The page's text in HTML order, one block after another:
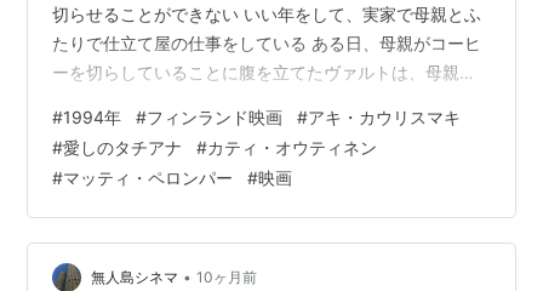
切らせることができない いい年をして、実家で母親とふ
たりで仕立て屋の仕事をしている ある日、母親がコーヒ
ーを切らしていることに腹を立てたヴァルトは、母親を
を飛び出す ちょうど車の修理を頼んでいた修理工のエレ
イノ（マッティ・ペロンパー）、修理がちゃんと出来た
か確認するためにと言って、ふたりで宛ての無い試運転
に出掛ける その日の夜、立ち寄ったバーで、エストニア
人のタチアナ（カティ・オウティネン）とロシアから来
たクラウディア（キルシ・…
#1994年 #フィンランド映画 #アキ・カウリスマキ
#愛しのタチアナ #カティ・オウティネン
#マッティ・ペロンパー #映画
無人島シネマ • 10ヶ月前